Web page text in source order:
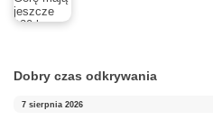
Dobry czas odkrywania
7 sierpnia 2026